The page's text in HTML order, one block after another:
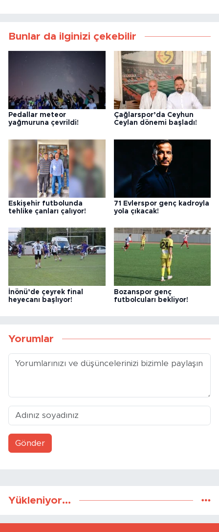
Bunlar da ilginizi çekebilir
Pedallar meteor
yağmuruna çevrildi!
Çağlarspor’da Ceyhun
Ceylan dönemi başladı!
Eskişehir futbolunda
tehlike çanları çalıyor!
71 Evlerspor genç kadroyla
yola çıkacak!
İnönü’de çeyrek final
heyecanı başlıyor!
Bozanspor genç
futbolcuları bekliyor!
Yorumlar
Gönder
Yükleniyor...